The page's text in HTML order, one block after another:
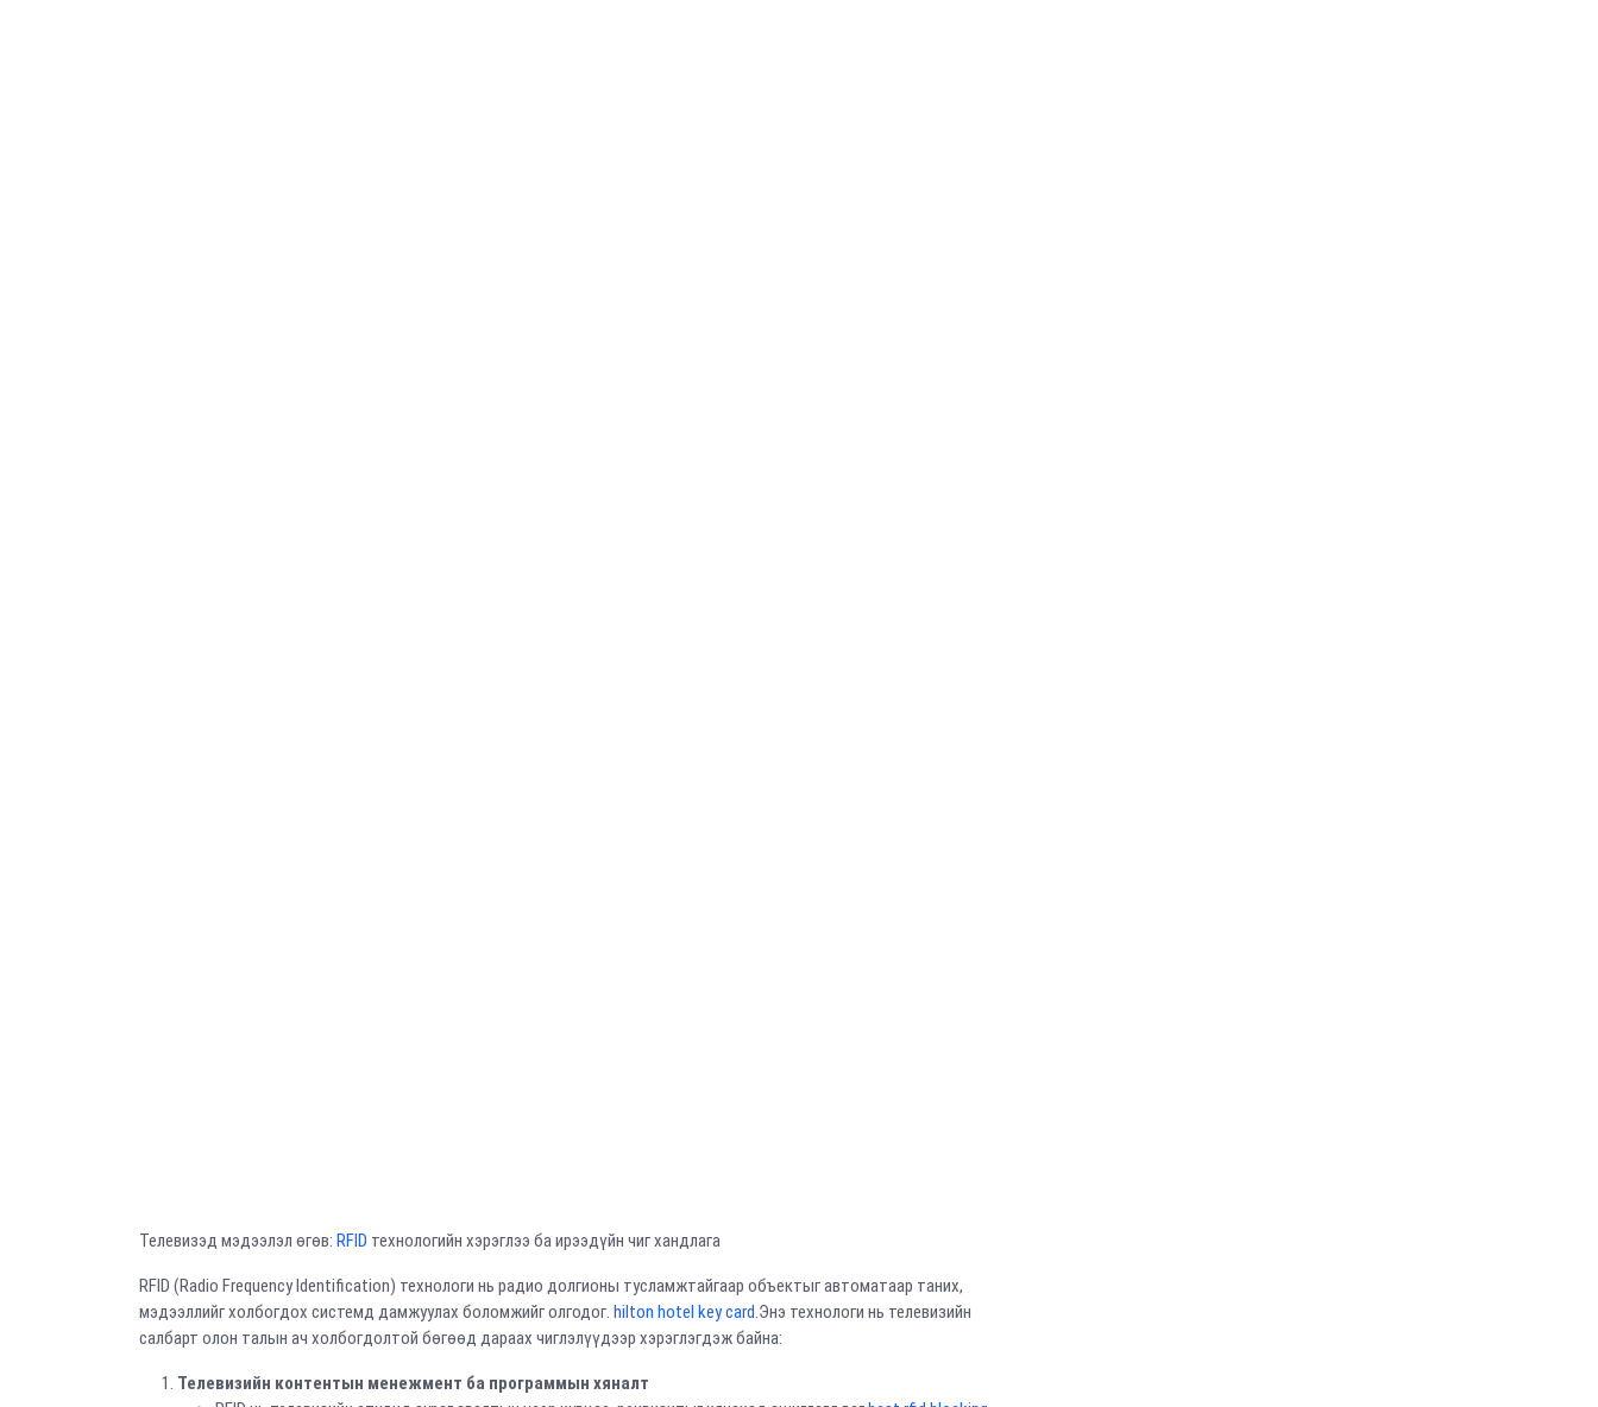
Телевизэд мэдээлэл өгөв: RFID технологийн хэрэглээ ба ирээдүйн чиг хандлага
RFID (Radio Frequency Identification) технологи нь радио долгионы тусламжтайгаар объектыг автоматаар таних,
мэдээллийг холбогдох системд дамжуулах боломжийг олгодог. hilton hotel key card.Энэ технологи нь телевизийн
салбарт олон талын ач холбогдолтой бөгөөд дараах чиглэлүүдээр хэрэглэгдэж байна:
Телевизийн контентын менежмент ба программын хяналт